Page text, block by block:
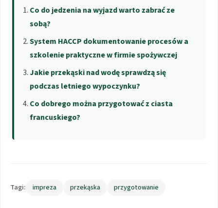
Co do jedzenia na wyjazd warto zabrać ze
sobą?
System HACCP dokumentowanie procesów a
szkolenie praktyczne w firmie spożywczej
Jakie przekąski nad wodę sprawdzą się
podczas letniego wypoczynku?
Co dobrego można przygotować z ciasta
francuskiego?
Tagi: impreza przekąska przygotowanie